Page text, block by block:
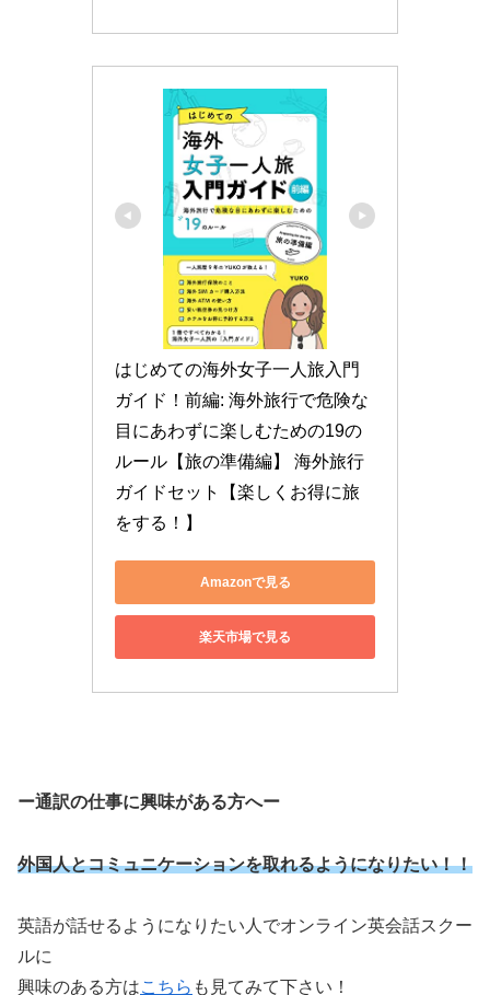
はじめての海外女子一人旅入門
ガイド！前編: 海外旅行で危険な
目にあわずに楽しむための19の
ルール【旅の準備編】 海外旅行
ガイドセット【楽しくお得に旅
をする！】
Amazonで見る
楽天市場で見る
ー通訳の仕事に興味がある方へー
外国人とコミュニケーションを取れるようになりたい！！
英語が話せるようになりたい人でオンライン英会話スクー
ルに
興味のある方はこちら も見てみて下さい！